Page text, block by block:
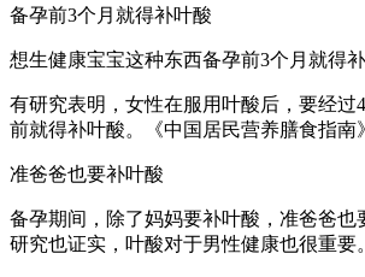
备孕前3个月就得补叶酸
想生健康宝宝这种东西备孕前3个月就得补
有研究表明，女性在服用叶酸后，要经
前就得补叶酸。《中国居民营养膳食指南
准爸爸也要补叶酸
备孕期间，除了妈妈要补叶酸，准爸爸
研究也证实，叶酸对于男性健康也很重要。